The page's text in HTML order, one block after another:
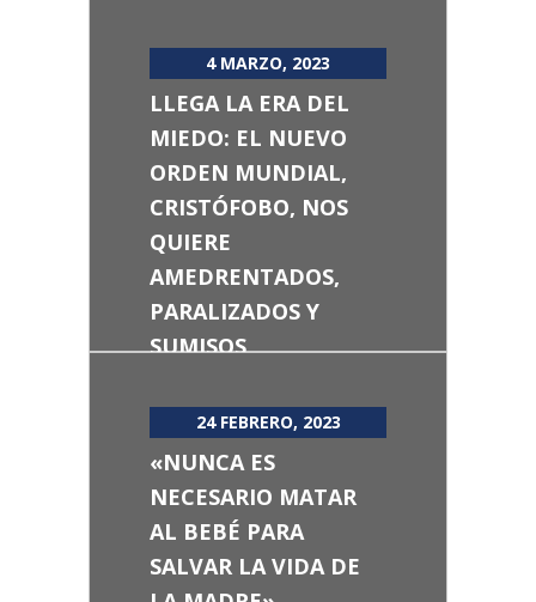
4 MARZO, 2023
LLEGA LA ERA DEL
MIEDO: EL NUEVO
ORDEN MUNDIAL,
CRISTÓFOBO, NOS
QUIERE
AMEDRENTADOS,
PARALIZADOS Y
SUMISOS
24 FEBRERO, 2023
«NUNCA ES
NECESARIO MATAR
AL BEBÉ PARA
SALVAR LA VIDA DE